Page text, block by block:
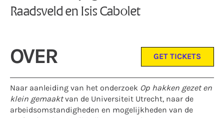
Raadsveld en Isis Cabolet
OVER GET TICKETS
Naar aanleiding van het onderzoek Op hakken gezet en
klein gemaaktvan de Universiteit Utrecht, naar de
arbeidsomstandigheden en mogelijkheden van de